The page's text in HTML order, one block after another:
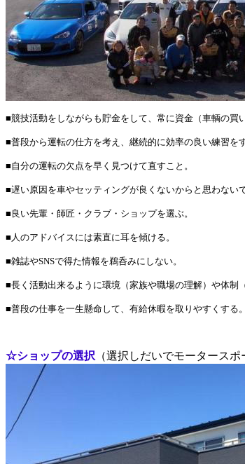
■競技活動をしながらも貯金をして、常に資金（車輌の買
■普段から運転の仕方を考え、継続的に効率の良い練習をす
■自分の運転の欠点を早く見つけて直すこと。
■遅い原因を車やセッティングが良くないからと思わない
■良い先輩・師匠・クラブ・ショップを選ぶ。
■人のアドバイスには素直に耳を傾ける。
■雑誌やSNSで得た情報を鵜呑みにしない。
■長く活動出来るように環境（家族や職場の理解）や体制
■普段の仕事を一生懸命して、有給休暇を取りやすくする。
☆ショップの選択 （選択しだいでモータースポ